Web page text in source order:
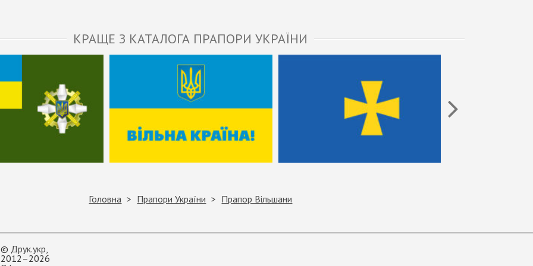
КРАЩЕ З КАТАЛОГА ПРАПОРИ УКРАЇНИ
Головна Прапори України Прапор Вільшани
© Друк.укр
2012–2026